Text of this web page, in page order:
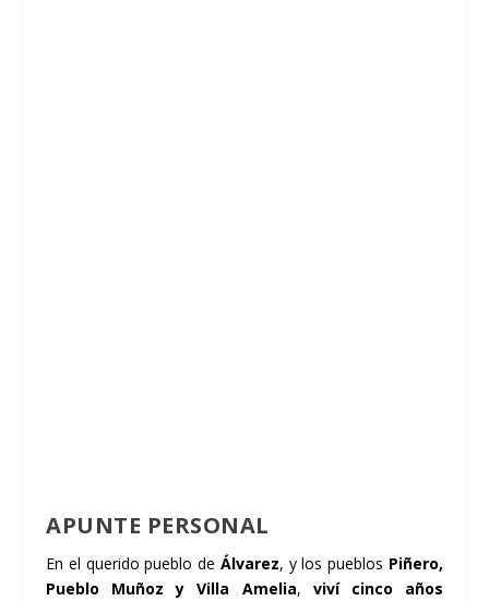
APUNTE PERSONAL
En el querido pueblo de Álvarez, y los pueblos Piñero,
Pueblo Muñoz y Villa Amelia, viví cinco años